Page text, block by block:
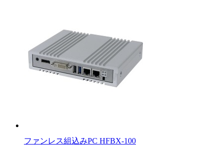
ファンレス組込みPC HFBX-100